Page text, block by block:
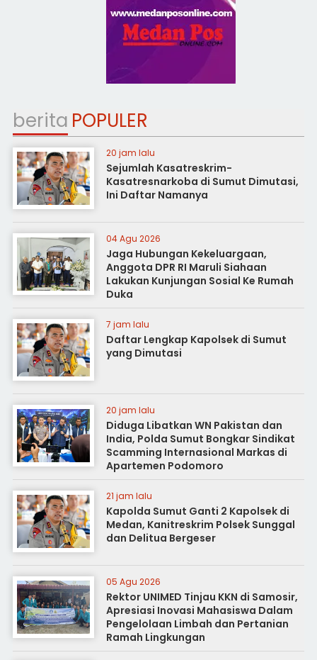
berita POPULER
20 jam lalu
Sejumlah Kasatreskrim-
Kasatresnarkoba di Sumut Dimutasi,
Ini Daftar Namanya
04 Agu 2026
Jaga Hubungan Kekeluargaan,
Anggota DPR RI Maruli Siahaan
Lakukan Kunjungan Sosial Ke Rumah
Duka
7 jam lalu
Daftar Lengkap Kapolsek di Sumut
yang Dimutasi
20 jam lalu
Diduga Libatkan WN Pakistan dan
India, Polda Sumut Bongkar Sindikat
Scamming Internasional Markas di
Apartemen Podomoro
21 jam lalu
Kapolda Sumut Ganti 2 Kapolsek di
Medan, Kanitreskrim Polsek Sunggal
dan Delitua Bergeser
05 Agu 2026
Rektor UNIMED Tinjau KKN di Samosir,
Apresiasi Inovasi Mahasiswa Dalam
Pengelolaan Limbah dan Pertanian
Ramah Lingkungan